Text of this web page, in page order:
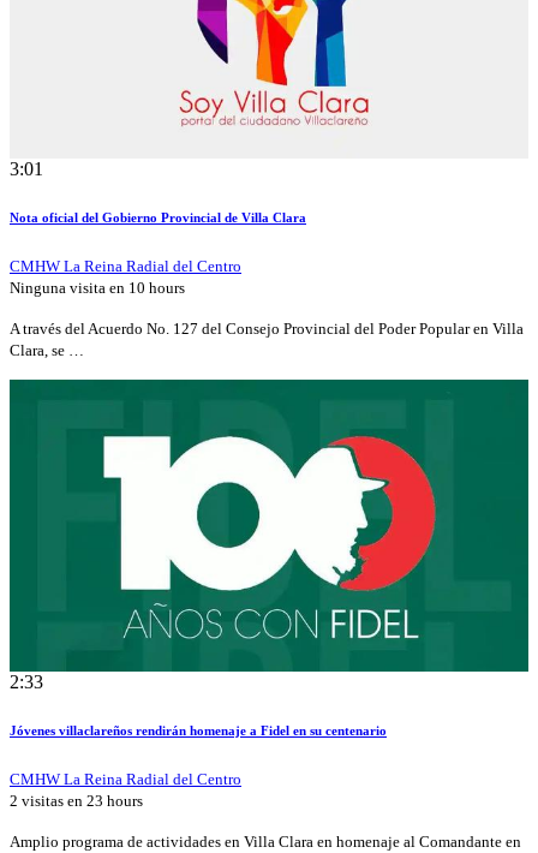
3:01
Nota oficial del Gobierno Provincial de Villa Clara
CMHW La Reina Radial del Centro
Ninguna visita en 10 hours
A través del Acuerdo No. 127 del Consejo Provincial del Poder Popular en Villa
Clara, se …
2:33
Jóvenes villaclareños rendirán homenaje a Fidel en su centenario
CMHW La Reina Radial del Centro
2 visitas en 23 hours
Amplio programa de actividades en Villa Clara en homenaje al Comandante en